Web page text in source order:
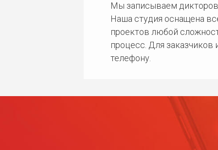
Мы записываем
Наша студия оснащена
проектов любой
процесс. Для
телефону.